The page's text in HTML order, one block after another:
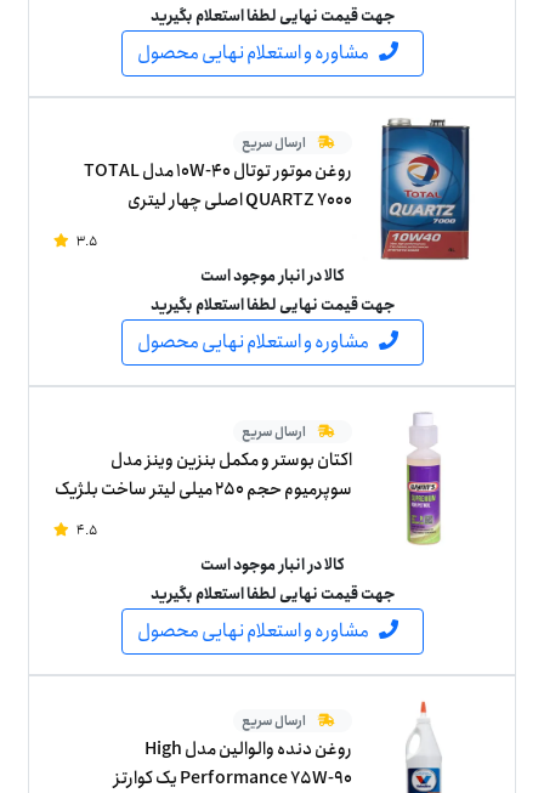
جهت قیمت نهایی لطفا استعلام بگیرید
مشاوره و استعلام نهایی محصول
ارسال سریع
روغن موتور توتال 10W-40 مدل TOTAL
QUARTZ 7000 اصلی چهار لیتری
3.5
کالا در انبار موجود است
جهت قیمت نهایی لطفا استعلام بگیرید
مشاوره و استعلام نهایی محصول
ارسال سریع
اکتان بوستر و مکمل بنزین وینز مدل
سوپرمیوم حجم 250 میلی لیتر ساخت بلژیک
4.5
کالا در انبار موجود است
جهت قیمت نهایی لطفا استعلام بگیرید
مشاوره و استعلام نهایی محصول
ارسال سریع
روغن دنده والوالین مدل High
Performance 75W-90 یک کوارتز